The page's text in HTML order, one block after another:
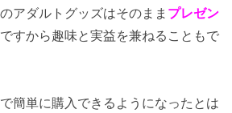
アダルトグッズはそのまま プレゼン
ですから趣味と実益を兼ねることもで
簡単に購入できるようになったとは